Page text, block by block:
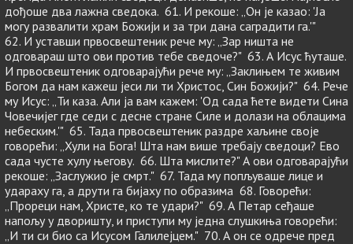
дођоше два лажна сведока. 61. И рекоше: „Он је казао: 'Ја
могу развалити храм Божији и за три дана саградити га.'"
62. И уставши првосвештеник рече му: „Зар ништа не
одговараш што ови против тебе сведоче?" 63. А Исус ћуташе.
И првосвештеник одговарајући рече му: „Заклињем те живим
Богом да нам кажеш јеси ли ти Христос, Син Божији?" 64. Рече
му Исус: „Ти каза. Али ја вам кажем: 'Од сада ћете видети Сина
Човечијег где седи с десне стране Силе и долази на облацима
небеским.'" 65. Тада првосвештеник раздре хаљине своје
говорећи: „Хули на Бога! Шта нам више требају сведоци? Ево
сада чусте хулу његову. 66. Шта мислите?" А ови одговарајући
рекоше: „Заслужио је смрт." 67. Тада му попљуваше лице и
удараху га, а друти га бијаху по образима 68. Говорећи:
„Прореци нам, Христе, ко те удари?" 69. А Петар сеђаше
напољу у дворишту, и приступи му једна слушкиња говорећи:
„И ти си био са Исусом Галилејцем." 70. А он се одрече пред